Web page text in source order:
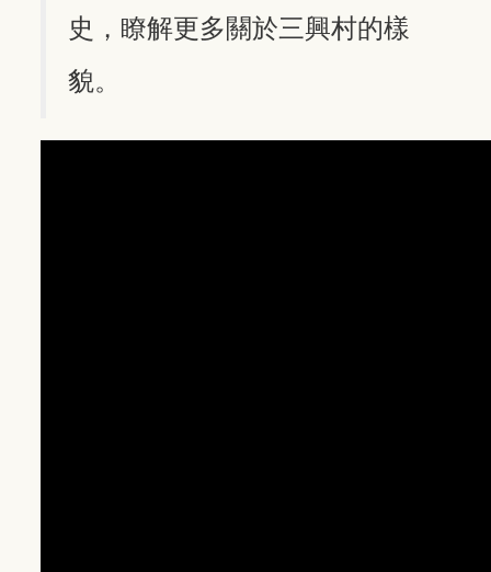
史，瞭解更多關於三興村的樣
貌。